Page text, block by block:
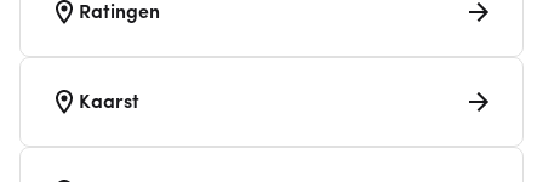
Ratingen
Kaarst